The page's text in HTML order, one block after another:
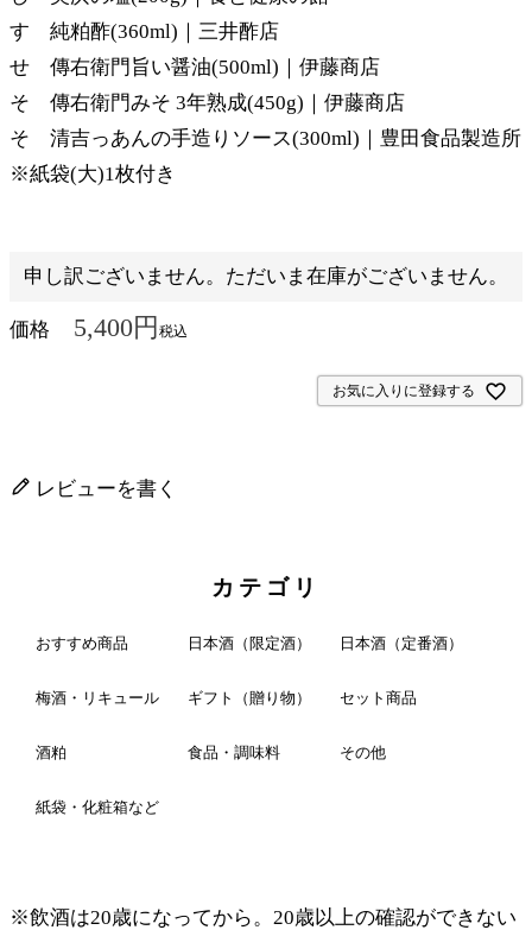
す 純粕酢(360ml)｜三井酢店
せ 傳右衛門旨い醤油(500ml)｜伊藤商店
そ 傳右衛門みそ 3年熟成(450g)｜伊藤商店
そ 清吉っあんの手造りソース(300ml)｜豊田食品製造所
※紙袋(大)1枚付き
申し訳ございません。ただいま在庫がございません。
価格 5,400 税込
お気に入りに登録する
レビューを書く
カテゴリ
おすすめ商品 日本酒（限定酒） 日本酒（定番酒）
梅酒・リキュール ギフト（贈り物） セット商品
酒粕 食品・調味料 その他
紙袋・化粧箱など
※飲酒は20歳になってから。20歳以上の確認ができない